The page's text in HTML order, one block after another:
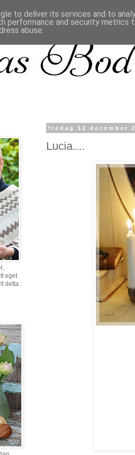
fredag 12 december
Lucia....
eget
detta :
to deliver its services and to
performance and security metrics
abuse.